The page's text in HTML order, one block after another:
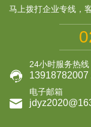
马上拨打企业专线，

24小时服务热线
13918782007

电子邮箱